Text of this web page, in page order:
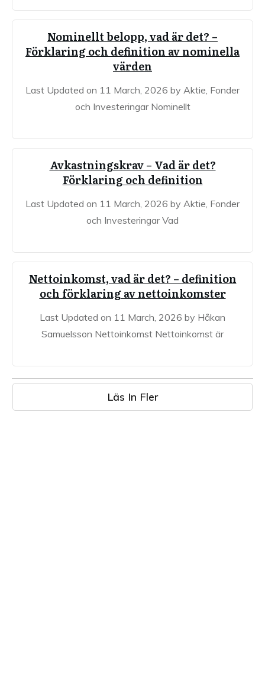
Nominellt belopp, vad är det? –
Förklaring och definition av nominella
värden
Last Updated on 11 March, 2026 by Aktie, Fonder
och Investeringar Nominellt
Avkastningskrav – Vad är det?
Förklaring och definition
Last Updated on 11 March, 2026 by Aktie, Fonder
och Investeringar Vad
Nettoinkomst, vad är det? – definition
och förklaring av nettoinkomster
Last Updated on 11 March, 2026 by Håkan
Samuelsson Nettoinkomst Nettoinkomst är
Läs In Fler